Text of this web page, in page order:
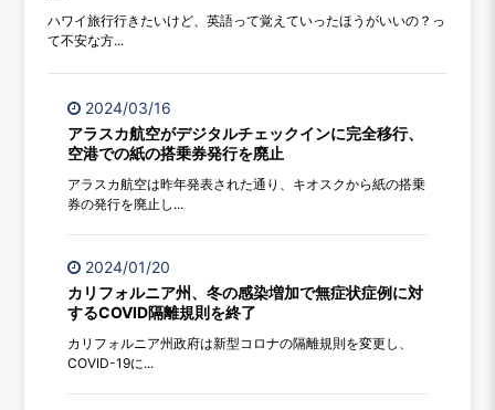
ハワイ旅行行きたいけど、英語って覚えていったほうがいいの？っ
て不安な方...
2024/03/16
アラスカ航空がデジタルチェックインに完全移行、
空港での紙の搭乗券発行を廃止
アラスカ航空は昨年発表された通り、キオスクから紙の搭乗
券の発行を廃止し...
2024/01/20
カリフォルニア州、冬の感染増加で無症状症例に対
するCOVID隔離規則を終了
カリフォルニア州政府は新型コロナの隔離規則を変更し、
COVID-19に...